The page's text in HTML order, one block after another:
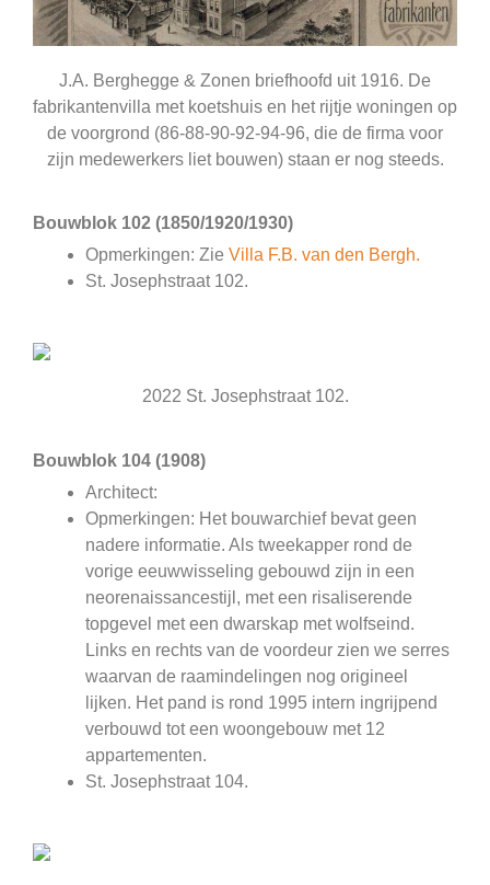
J.A. Berghegge & Zonen briefhoofd uit 1916. De
fabrikantenvilla met koetshuis en het rijtje woningen op
de voorgrond (86-88-90-92-94-96, die de firma voor
zijn medewerkers liet bouwen) staan er nog steeds.
Bouwblok 102 (1850/1920/1930)
Opmerkingen: Zie Villa F.B. van den Bergh.
St. Josephstraat 102.
2022 St. Josephstraat 102.
Bouwblok 104 (1908)
Architect:
Opmerkingen: Het bouwarchief bevat geen
nadere informatie. Als tweekapper rond de
vorige eeuwwisseling gebouwd zijn in een
neorenaissancestijl, met een risaliserende
topgevel met een dwarskap met wolfseind.
Links en rechts van de voordeur zien we serres
waarvan de raamindelingen nog origineel
lijken. Het pand is rond 1995 intern ingrijpend
verbouwd tot een woongebouw met 12
appartementen.
St. Josephstraat 104.